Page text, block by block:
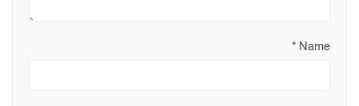
Name
*